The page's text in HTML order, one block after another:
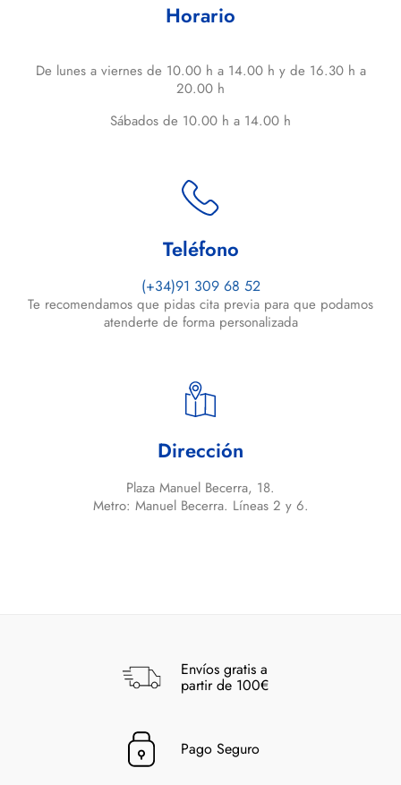
Horario
De lunes a viernes de 10.00 h a 14.00 h y de 16.30 h a
20.00 h
Sábados de 10.00 h a 14.00 h
Teléfono
(+34)91 309 68 52
Te recomendamos que pidas cita previa para que podamos
atenderte de forma personalizada
Dirección
Plaza Manuel Becerra, 18.
Metro: Manuel Becerra. Líneas 2 y 6.
Envíos gratis a
partir de 100€
Pago Seguro